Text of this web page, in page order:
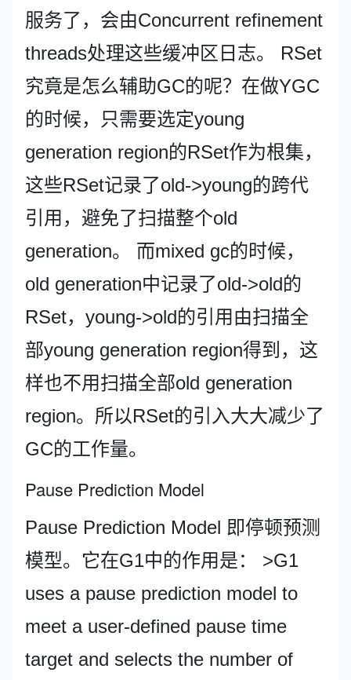
服务了，会由Concurrent refinement
threads处理这些缓冲区日志。 RSet
究竟是怎么辅助GC的呢？在做YGC
的时候，只需要选定young
generation region的RSet作为根集，
这些RSet记录了old->young的跨代
引用，避免了扫描整个old
generation。 而mixed gc的时候，
old generation中记录了old->old的
RSet，young->old的引用由扫描全
部young generation region得到，这
样也不用扫描全部old generation
region。所以RSet的引入大大减少了
GC的工作量。
Pause Prediction Model
Pause Prediction Model 即停顿预测
模型。它在G1中的作用是： >G1
uses a pause prediction model to
meet a user-defined pause time
target and selects the number of